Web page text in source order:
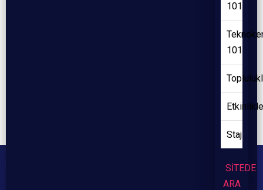
101
101
Staj
SİTEDE
ARA